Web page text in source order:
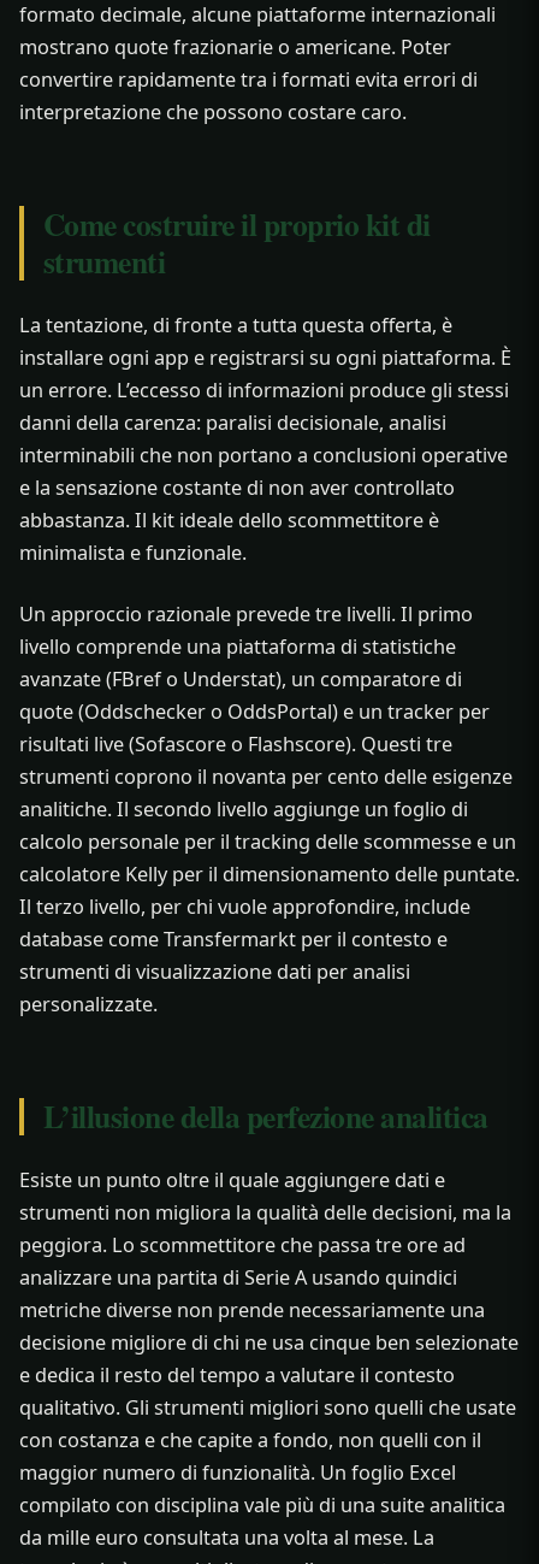
formato decimale, alcune piattaforme internazionali
mostrano quote frazionarie o americane. Poter
convertire rapidamente tra i formati evita errori di
interpretazione che possono costare caro.
Come costruire il proprio kit di
strumenti
La tentazione, di fronte a tutta questa offerta, è
installare ogni app e registrarsi su ogni piattaforma. È
un errore. L’eccesso di informazioni produce gli stessi
danni della carenza: paralisi decisionale, analisi
interminabili che non portano a conclusioni operative
e la sensazione costante di non aver controllato
abbastanza. Il kit ideale dello scommettitore è
minimalista e funzionale.
Un approccio razionale prevede tre livelli. Il primo
livello comprende una piattaforma di statistiche
avanzate (FBref o Understat), un comparatore di
quote (Oddschecker o OddsPortal) e un tracker per
risultati live (Sofascore o Flashscore). Questi tre
strumenti coprono il novanta per cento delle esigenze
analitiche. Il secondo livello aggiunge un foglio di
calcolo personale per il tracking delle scommesse e un
calcolatore Kelly per il dimensionamento delle puntate.
Il terzo livello, per chi vuole approfondire, include
database come Transfermarkt per il contesto e
strumenti di visualizzazione dati per analisi
personalizzate.
L’illusione della perfezione analitica
Esiste un punto oltre il quale aggiungere dati e
strumenti non migliora la qualità delle decisioni, ma la
peggiora. Lo scommettitore che passa tre ore ad
analizzare una partita di Serie A usando quindici
metriche diverse non prende necessariamente una
decisione migliore di chi ne usa cinque ben selezionate
e dedica il resto del tempo a valutare il contesto
qualitativo. Gli strumenti migliori sono quelli che usate
con costanza e che capite a fondo, non quelli con il
maggior numero di funzionalità. Un foglio Excel
compilato con disciplina vale più di una suite analitica
da mille euro consultata una volta al mese. La